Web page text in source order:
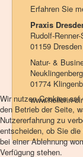
Erfahren Sie
Praxis
Rudolf-
01159 Dresden
Natur- &
01774
www.heilerin-
Wir nutzen Cookies
den Betrieb der Seite,
Nutzererfahrung zu
entscheiden, ob Sie
bei einer Ablehnung
Verfügung stehen.